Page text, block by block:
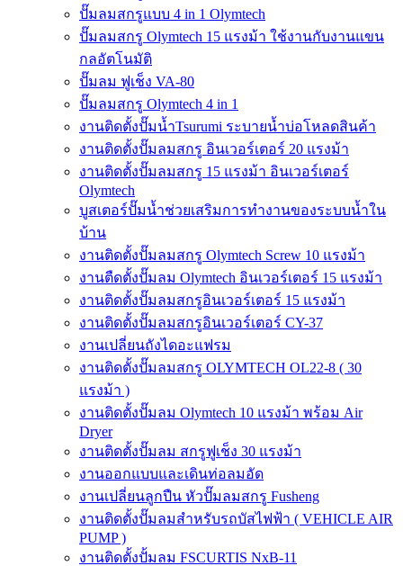
ปั๊มลมสกรูแบบ 4 in 1 Olymtech
ปั๊มลมสกรู Olymtech 15 แรงม้า ใช้งานกับงานแขน
กลอัตโนมัติ
ปั๊มลม ฟูเช็ง VA-80
ปั๊มลมสกรู Olymtech 4 in 1
งานติดตั้งปั๊มน้ำTsurumi ระบายน้ำบ่อโหลดสินค้า
งานติดตั้งปั๊มลมสกรู อินเวอร์เตอร์ 20 แรงม้า
งานติดตั้งปั๊มลมสกรู 15 แรงม้า อินเวอร์เตอร์
Olymtech
บูสเตอร์ปั๊มน้ำช่วยเสริมการทำงานของระบบน้ำใน
บ้าน
งานติดตั้งปั๊มลมสกรู Olymtech Screw 10 แรงม้า
งานตืดตั้งปั๊มลม Olymtech อินเวอร์เตอร์ 15 แรงม้า
งานติดตั้งปั๊มลมสกรูอินเวอร์เตอร์ 15 แรงม้า
งานติดตั้งปั๊มลมสกรูอินเวอร์เตอร์ CY-37
งานเปลี่ยนถังไดอะแฟรม
งานติดตั้งปั๊มลมสกรู OLYMTECH OL22-8 ( 30
แรงม้า )
งานติดตั้งปั๊มลม Olymtech 10 แรงม้า พร้อม Air
Dryer
งานติดตั้งปั๊มลม สกรูฟูเช็ง 30 แรงม้า
งานออกแบบและเดินท่อลมอัด
งานเปลี่ยนลูกปืน หัวปั๊มลมสกรู Fusheng
งานติดตั้งปั๊มลมสำหรับรถบัสไฟฟ้า ( VEHICLE AIR
PUMP )
งานติดตั้งปั้มลม FSCURTIS NxB-11